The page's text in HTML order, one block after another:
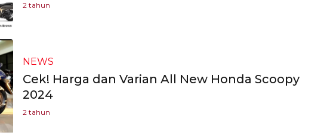
2 tahun
NEWS
Cek! Harga dan Varian All New Honda Scoopy
2024
2 tahun